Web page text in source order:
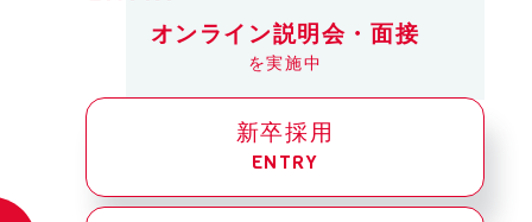
オンライン説明会・面接
を実施中
新卒採用
ENTRY